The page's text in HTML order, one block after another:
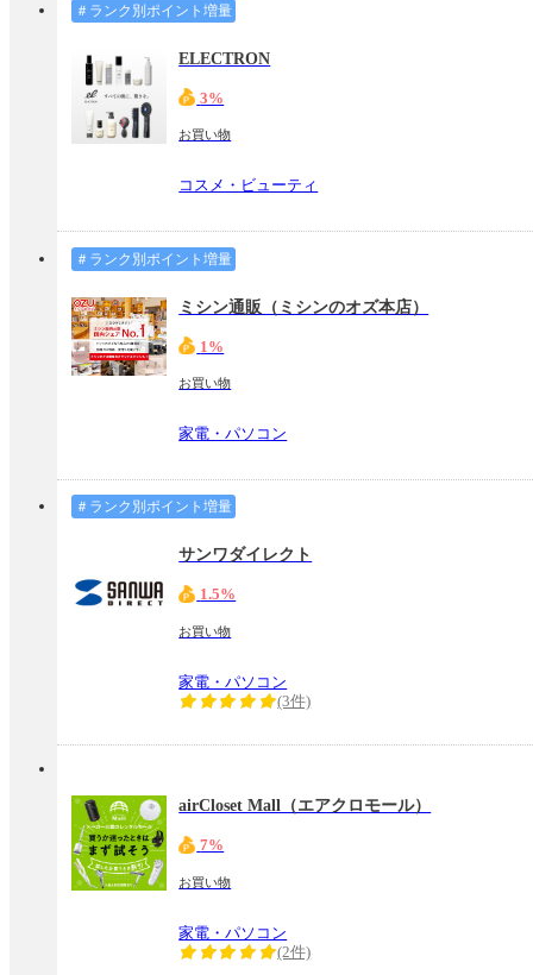
＃ランク別ポイント増量
ELECTRON
3%
お買い物
コスメ・ビューティ
＃ランク別ポイント増量
ミシン通販（ミシンのオズ本店）
1%
お買い物
家電・パソコン
＃ランク別ポイント増量
サンワダイレクト
1.5%
お買い物
家電・パソコン
(3件)
airCloset Mall（エアクロモール）
7%
お買い物
家電・パソコン
(2件)